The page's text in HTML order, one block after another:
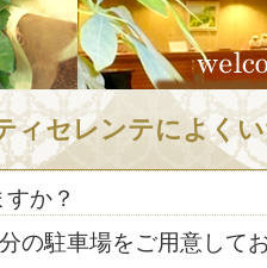
ィセレンテによく
か？
の駐車場をご用意して